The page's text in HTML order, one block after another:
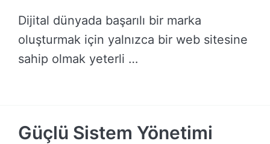
Dijital dünyada başarılı bir marka
oluşturmak için yalnızca bir web sitesine
sahip olmak yeterli …
Güçlü Sistem Yönetimi